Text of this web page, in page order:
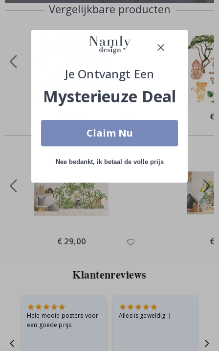
Vergelijkbare producten
Price €
Anderen kochten ook
Special
Price
€ 29,00 €
Klantenreviews
Hele mooie posters voor
een goede prijs.
Alles is geweldig :)
Je Ontvangt Een
Mysterieuze Deal
Claim Nu
Nee bedankt, ik betaal de volle prijs